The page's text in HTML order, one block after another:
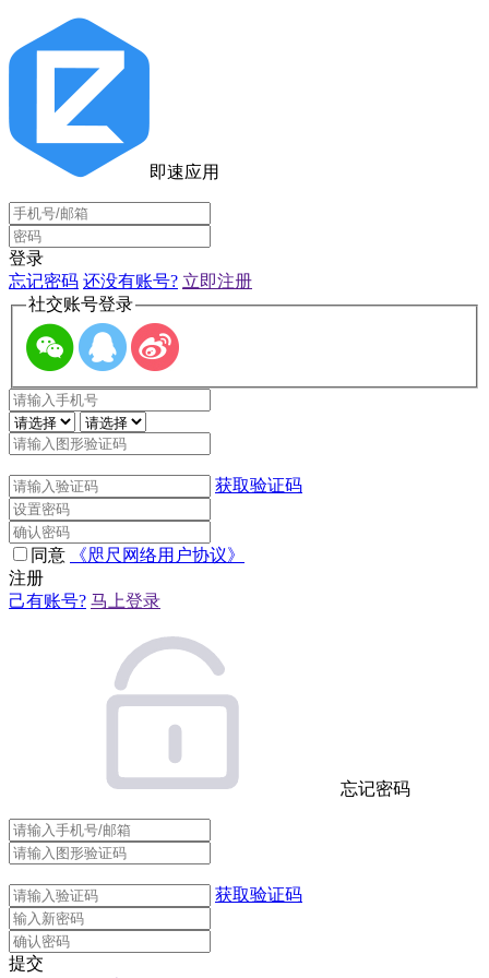
即速应用
登录
忘记密码 还没有账号? 立即注册
社交账号登录
获取验证码
同意
《咫尺网络用户协议》
注册
己有账号? 马上登录
忘记密码
获取验证码
提交